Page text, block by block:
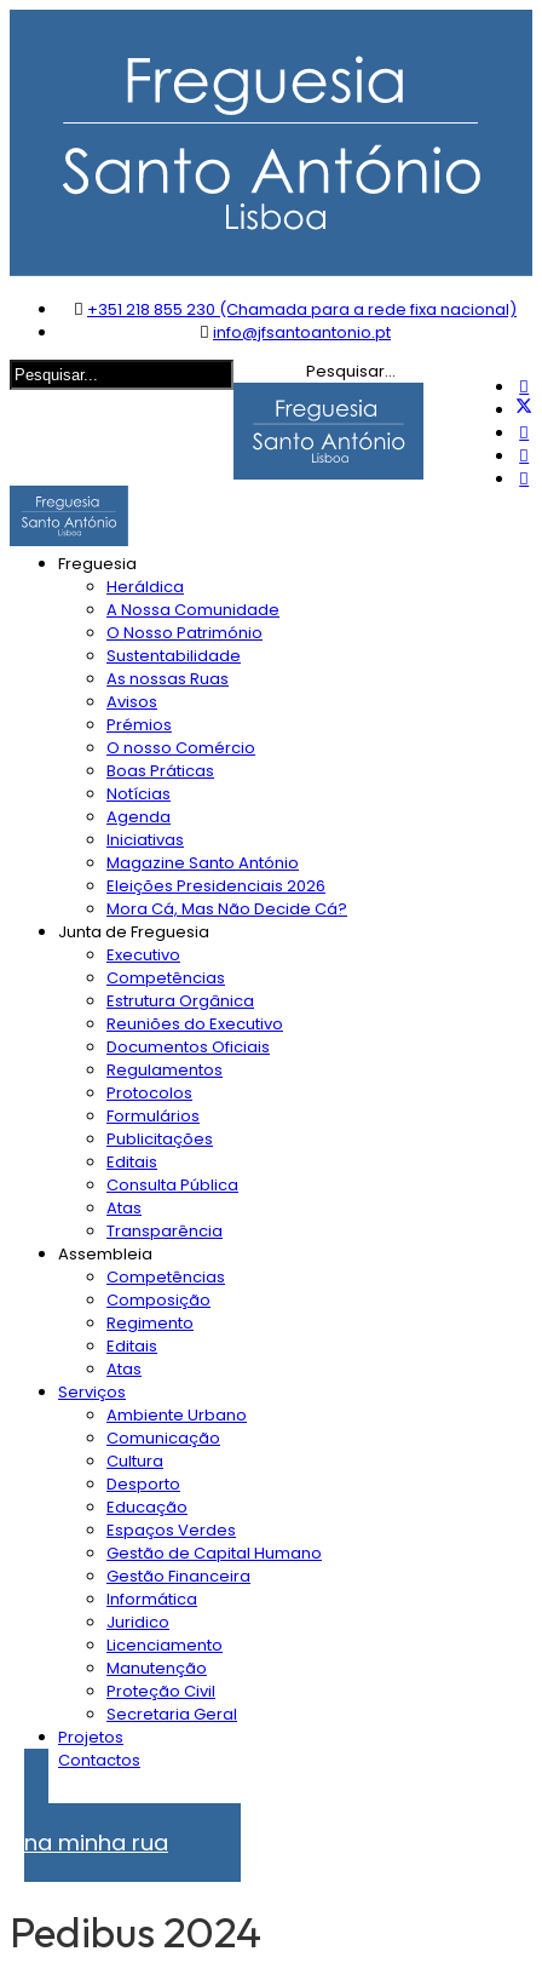
+351 218 855 230 (Chamada para a rede fixa nacional)
info@jfsantoantonio.pt
Pesquisar...
Freguesia
Heráldica
A Nossa Comunidade
O Nosso Património
Sustentabilidade
As nossas Ruas
Avisos
Prémios
O nosso Comércio
Boas Práticas
Notícias
Agenda
Iniciativas
Magazine Santo António
Eleições Presidenciais 2026
Mora Cá, Mas Não Decide Cá?
Junta de Freguesia
Executivo
Competências
Estrutura Orgânica
Reuniões do Executivo
Documentos Oficiais
Regulamentos
Protocolos
Formulários
Publicitações
Editais
Consulta Pública
Atas
Transparência
Assembleia
Competências
Composição
Regimento
Editais
Atas
Serviços
Ambiente Urbano
Comunicação
Cultura
Desporto
Educação
Espaços Verdes
Gestão de Capital Humano
Gestão Financeira
Informática
Juridico
Licenciamento
Manutenção
Proteção Civil
Secretaria Geral
Projetos
Contactos
na minha rua
Pedibus 2024